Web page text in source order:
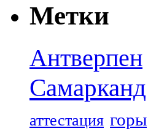
Метки
Антверпен
Самарканд
аттестация горы